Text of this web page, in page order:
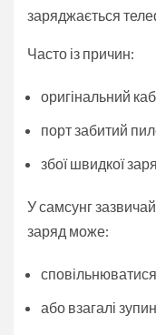
заряджається
Часто із причин:
оригінальний
порт забитий
збої швидкої
У самсунг
заряд може:
або взагалі